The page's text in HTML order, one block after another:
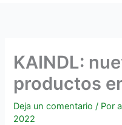
KAINDL:
productos
Deja un comentario / Por
2022